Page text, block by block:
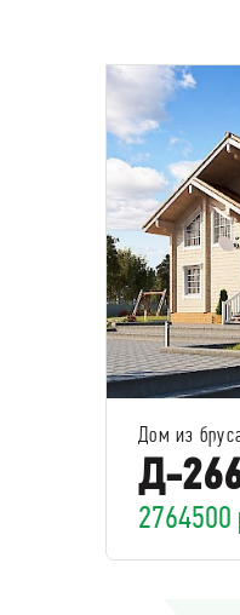
Дом из
Д-
2764500